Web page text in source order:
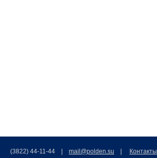
(3822) 44-11-44 | mail@polden.su | Контакты